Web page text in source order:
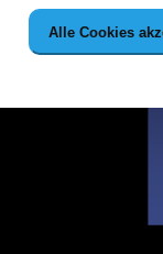
Alle Cookies